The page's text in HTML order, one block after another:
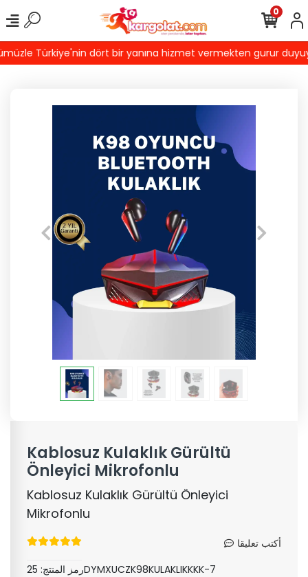
Türkiye'nin dört bir yanına hizmet vermekten gurur
0
Kablosuz Kulaklık Gürültü
Önleyici Mikrofonlu
Kablosuz Kulaklık Gürültü Önleyici
Mikrofonlu
أكتب تعليقا
رمز المنتج:25DYMXUCZK98KULAKLIKKKK-7